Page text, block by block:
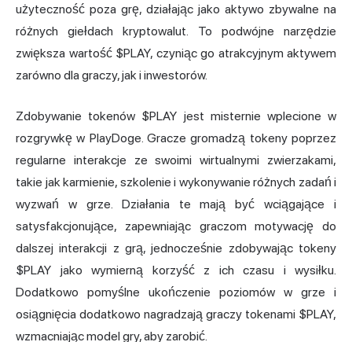
użyteczność poza grę, działając jako aktywo zbywalne na
różnych giełdach kryptowalut. To podwójne narzędzie
zwiększa wartość $PLAY, czyniąc go atrakcyjnym aktywem
zarówno dla graczy, jak i inwestorów.
Zdobywanie tokenów $PLAY jest misternie wplecione w
rozgrywkę w PlayDoge. Gracze gromadzą tokeny poprzez
regularne interakcje ze swoimi wirtualnymi zwierzakami,
takie jak karmienie, szkolenie i wykonywanie różnych zadań i
wyzwań w grze. Działania te mają być wciągające i
satysfakcjonujące, zapewniając graczom motywację do
dalszej interakcji z grą, jednocześnie zdobywając tokeny
$PLAY jako wymierną korzyść z ich czasu i wysiłku.
Dodatkowo pomyślne ukończenie poziomów w grze i
osiągnięcia dodatkowo nagradzają graczy tokenami $PLAY,
wzmacniając model gry, aby zarobić.